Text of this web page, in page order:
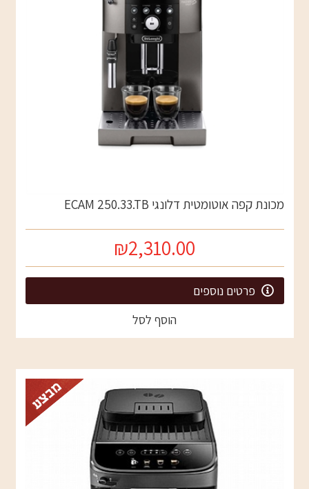
מכונת קפה אוטומטית דלונגי ECAM 250.33.TB
₪2,310.00
פרטים נוספים
הוסף לסל